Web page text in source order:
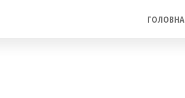
ГОЛОВНА